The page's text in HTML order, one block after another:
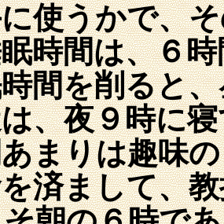
使うかで、
時間は、６
間を削ると
、夜９時に
まりは趣味
済まして、